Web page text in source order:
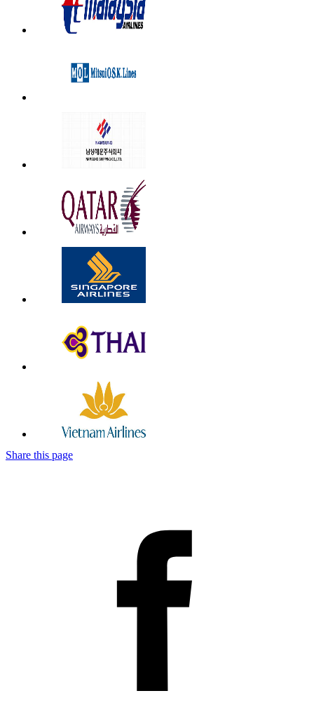
Share this page